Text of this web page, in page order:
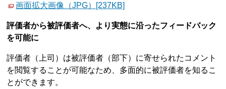
画面拡大画像（JPG）[237KB]
評価者から被評価者へ、より実態に沿ったフィードバック
を可能に
評価者（上司）は被評価者（部下）に寄せられたコメント
を閲覧することが可能なため、多面的に被評価者を知るこ
とができます。